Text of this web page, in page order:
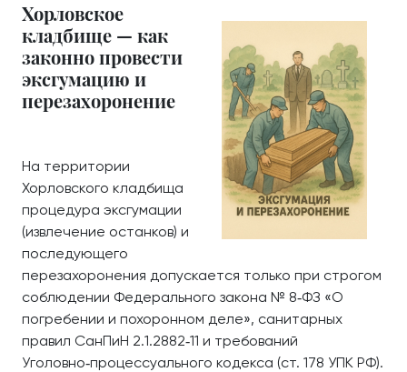
Хорловское
кладбище — как
законно провести
эксгумацию и
перезахоронение
На территории
Хорловского кладбища
процедура эксгумации
(извлечение останков) и
последующего
перезахоронения допускается только при строгом
соблюдении Федерального закона № 8‑ФЗ «О
погребении и похоронном деле», санитарных
правил СанПиН 2.1.2882‑11 и требований
Уголовно‑процессуального кодекса (ст. 178 УПК РФ).